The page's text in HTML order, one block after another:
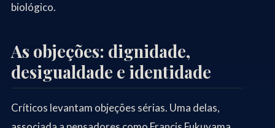
biológico.
As objeções: dignidade,
desigualdade e identidade
Críticos levantam objeções sérias. Uma delas,